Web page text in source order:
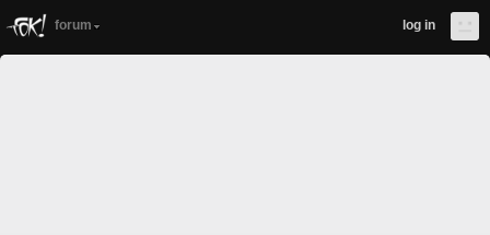
forum log in